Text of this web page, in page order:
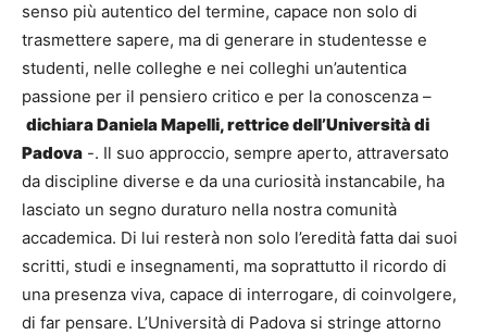
senso più autentico del termine, capace non solo di
trasmettere sapere, ma di generare in studentesse e
studenti, nelle colleghe e nei colleghi un’autentica
passione per il pensiero critico e per la conoscenza –
dichiara Daniela Mapelli, rettrice dell’Università di
Padova -. Il suo approccio, sempre aperto, attraversato
da discipline diverse e da una curiosità instancabile, ha
lasciato un segno duraturo nella nostra comunità
accademica. Di lui resterà non solo l’eredità fatta dai suoi
scritti, studi e insegnamenti, ma soprattutto il ricordo di
una presenza viva, capace di interrogare, di coinvolgere,
di far pensare. L’Università di Padova si stringe attorno